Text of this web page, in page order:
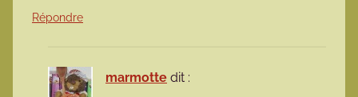
Répondre
marmotte dit :